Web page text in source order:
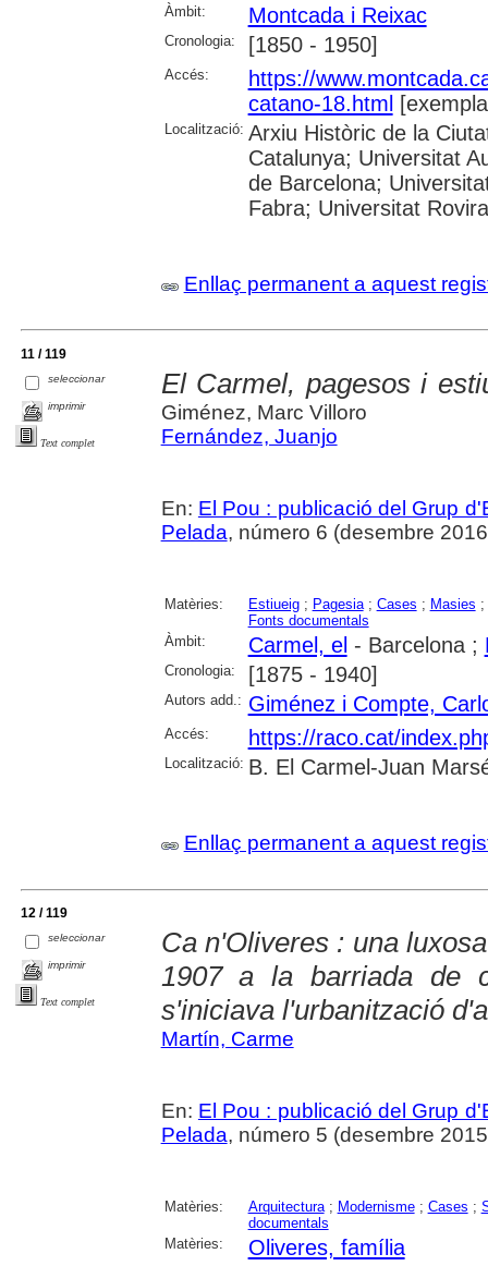
Àmbit:
Montcada i Reixac
Cronologia: [1850 - 1950]
Accés:
https://
catano-18.html
Localització: Arxiu Històric de la
Catalunya; Universitat
de Barcelona;
Fabra; Universitat
Enllaç permanent a aquest
11 / 119
seleccionar
imprimir
Text complet
El Carmel, pagesos i
Giménez, Marc Villoro
Fernández, Juanjo
En: El Pou : publicació del Grup
Pelada, número 6 (desembre
Matèries: Estiueig; Pagesia; Cases ; Masies ;
Fonts documentals
Àmbit:
Carmel, el - Barcelona ;
Cronologia: [1875 - 1940]
Autors add.: Giménez i Compte,
Accés: https://raco.cat/
Localització: B. El Carmel-Juan
Enllaç permanent a aquest
12 / 119
seleccionar
imprimir
Text complet
Ca n'Oliveres : una
1907 a la barriada de
s'iniciava l'urbanització
Martín, Carme
En: El Pou : publicació del Grup
Pelada, número 5 (desembre
Matèries: Arquitectura; Modernisme; Cases ;
documentals
Matèries:
Oliveres, família